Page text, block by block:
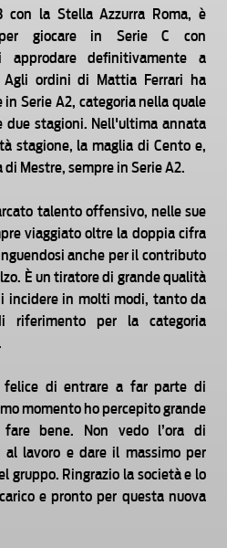
con la Stella Azzurra Roma, è
giocare in Serie C con
approdare definitivamente a
Agli ordini di Mattia Ferrari ha
Serie A2, categoria nella quale
due stagioni. Nell'ultima annata
stagione, la maglia di Cento e,
Mestre, sempre in Serie A2.
talento offensivo, nelle sue
viaggiato oltre la doppia cifra
anche per il contributo
È un tiratore di grande qualità
incidere in molti modi, tanto da
riferimento per la categoria
felice di entrare a far parte di
momento ho percepito grande
bene. Non vedo l’ora di
lavoro e dare il massimo per
Ringrazio la società e lo
e pronto per questa nuova